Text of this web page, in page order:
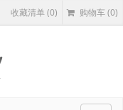
收藏清单(0) 购物车(0)